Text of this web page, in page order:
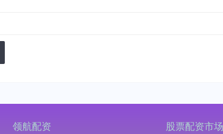
领航配资 股票配资市场